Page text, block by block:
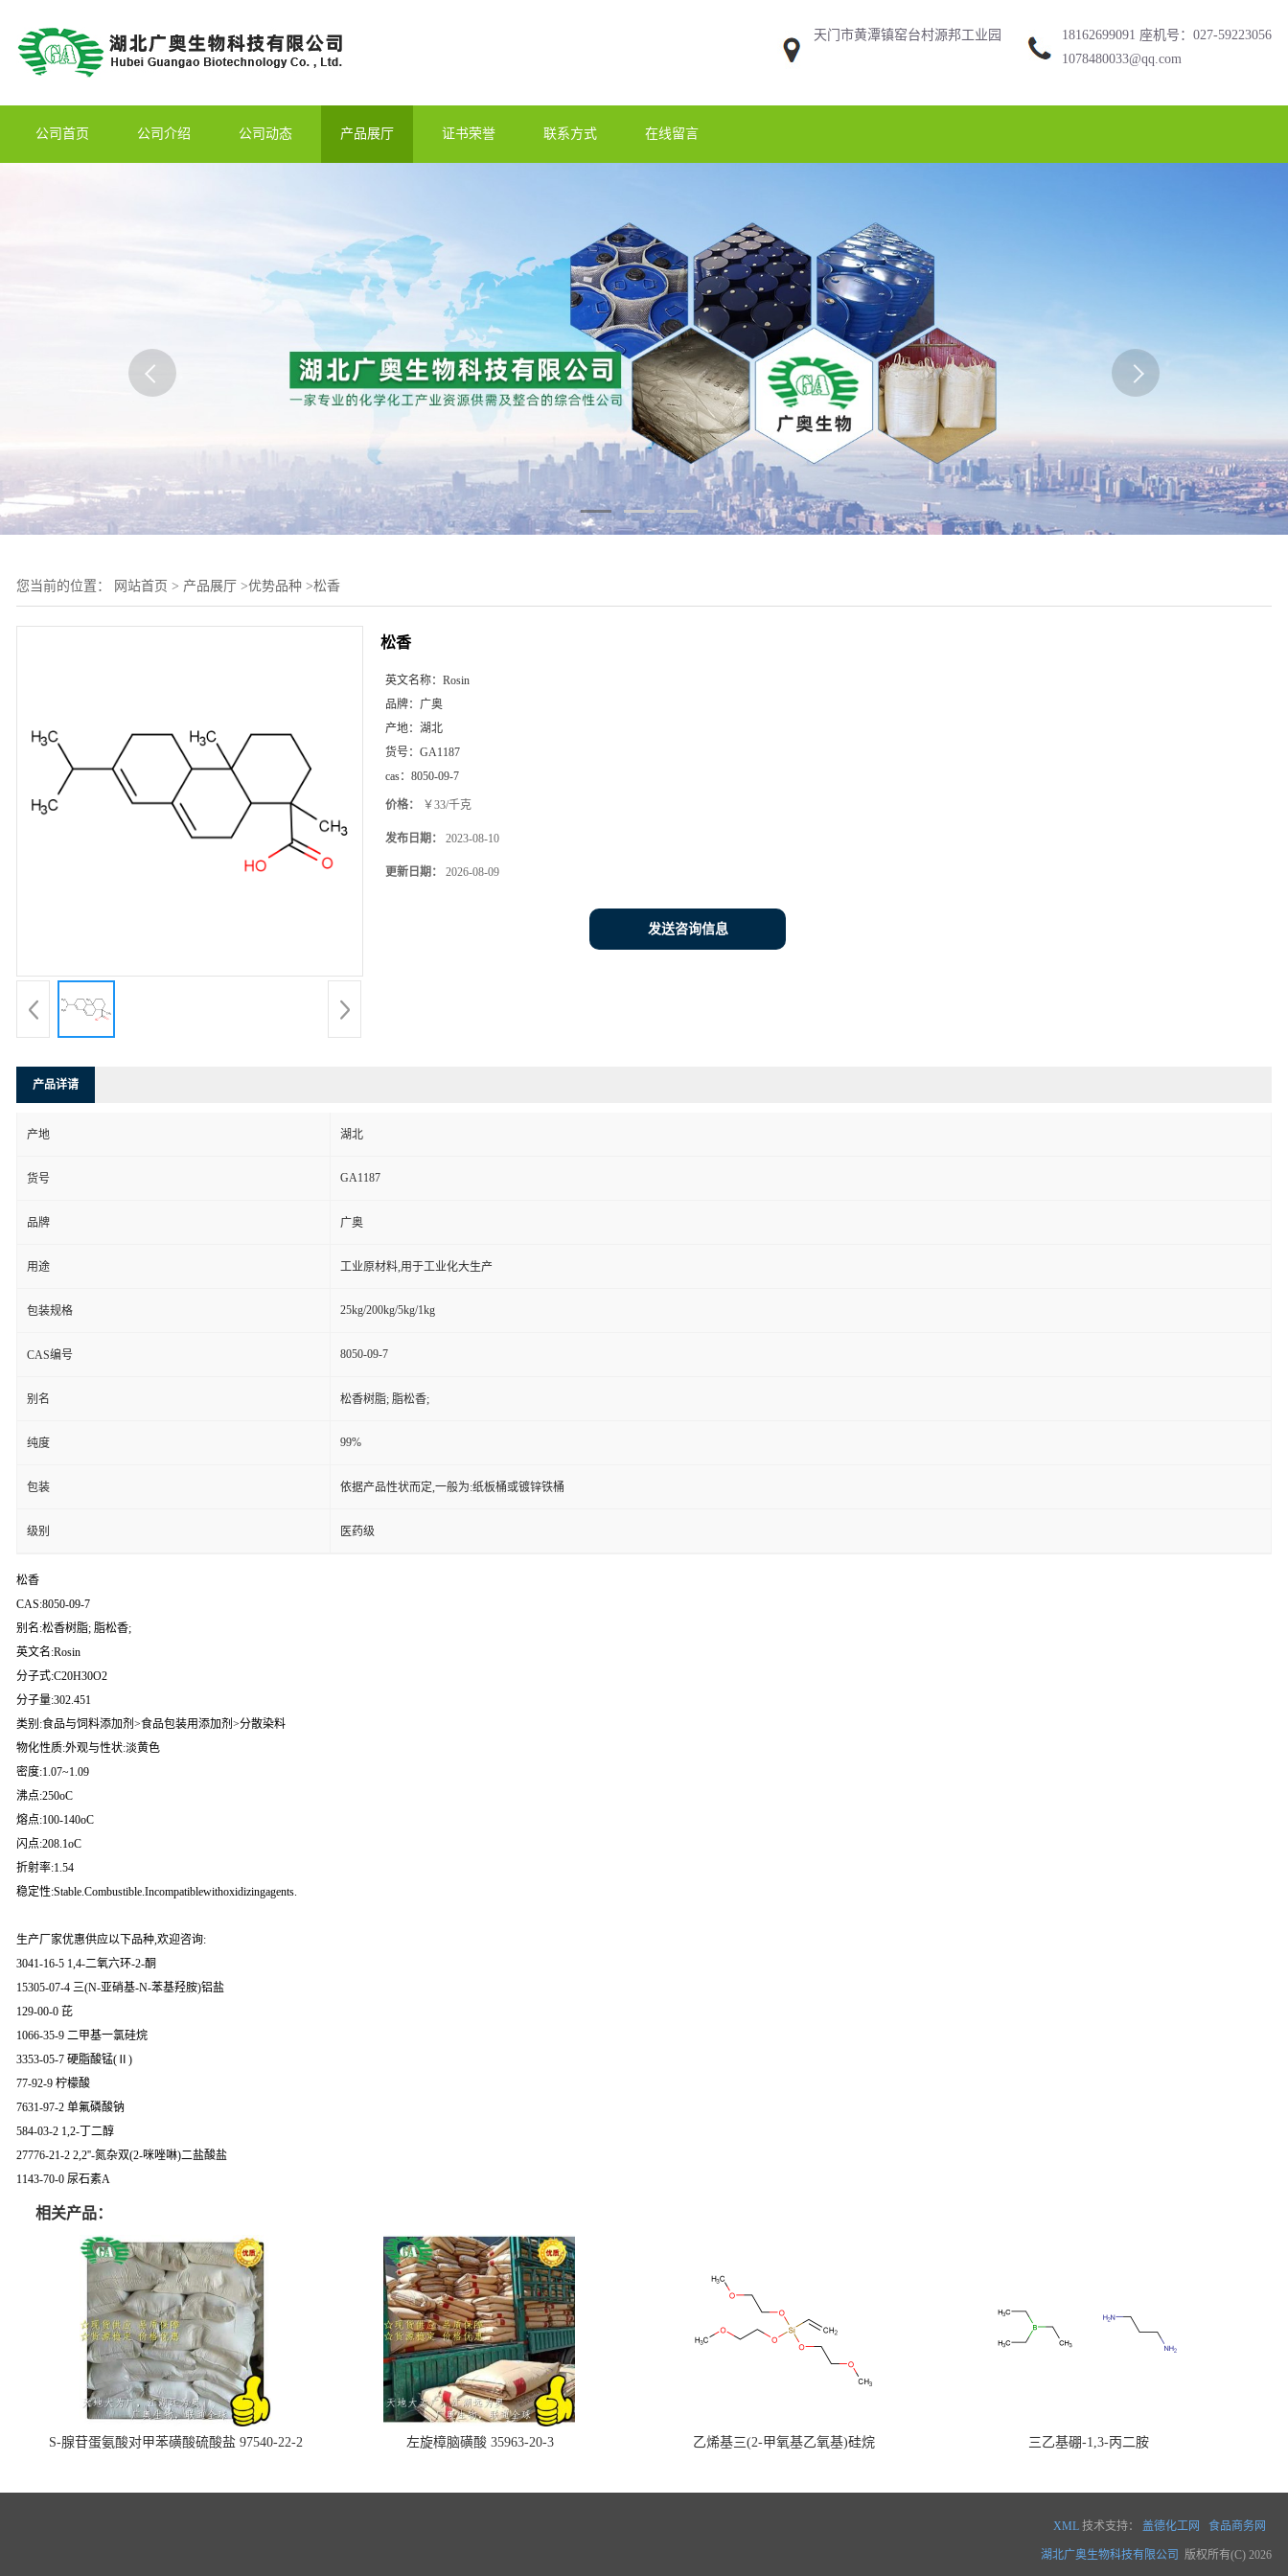
天门市黄潭镇窑台村源邦工业园
18162699091 座机号：027-59223056
1078480033@qq.com
公司首页 公司介绍 公司动态 产品展厅 证书荣誉 联系方式 在线留言
您当前的位置： 网站首页 > 产品展厅 >优势品种 >松香
松香
英文名称： Rosin
品牌： 广奥
产地： 湖北
货号： GA1187
cas： 8050-09-7
价格： ￥33/千克
发布日期： 2023-08-10
更新日期： 2026-08-09
发送咨询信息
产品详请
产地 湖北
货号 GA1187
品牌 广奥
用途 工业原材料,用于工业化大生产
包装规格 25kg/200kg/5kg/1kg
CAS编号 8050-09-7
别名 松香树脂; 脂松香;
纯度 99%
包装 依据产品性状而定,一般为:纸板桶或镀锌铁桶
级别 医药级
松香
CAS:8050-09-7
别名:松香树脂; 脂松香;
英文名:Rosin
分子式:C20H30O2
分子量:302.451
类别:食品与饲料添加剂>食品包装用添加剂>分散染料
物化性质:外观与性状:淡黄色
密度:1.07~1.09
沸点:250oC
熔点:100-140oC
闪点:208.1oC
折射率:1.54
稳定性:Stable.Combustible.Incompatiblewithoxidizingagents.
生产厂家优惠供应以下品种,欢迎咨询:
3041-16-5 1,4-二氧六环-2-酮
15305-07-4 三(N-亚硝基-N-苯基羟胺)铝盐
129-00-0 芘
1066-35-9 二甲基一氯硅烷
3353-05-7 硬脂酸锰(Ⅱ)
77-92-9 柠檬酸
7631-97-2 单氟磷酸钠
584-03-2 1,2-丁二醇
27776-21-2 2,2''-氮杂双(2-咪唑啉)二盐酸盐
1143-70-0 尿石素A
相关产品：
S-腺苷蛋氨酸对甲苯磺酸硫酸盐 97540-22-2 左旋樟脑磺酸 35963-20-3 乙烯基三(2-甲氧基乙氧基)硅烷 三乙基硼-1,3-丙二胺
XML 技术支持： 盖德化工网 食品商务网
湖北广奥生物科技有限公司 版权所有(C) 2026